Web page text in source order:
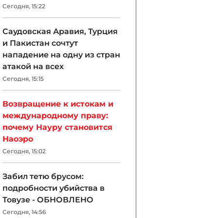
Сегодня, 15:22
Саудовская Аравия, Турция
и Пакистан сочтут
нападение на одну из стран
атакой на всех
Сегодня, 15:15
Возвращение к истокам и
международному праву:
почему Науру становится
Наоэро
Сегодня, 15:02
Забил тетю брусом:
подробности убийства в
Товузе - ОБНОВЛЕНО
Сегодня, 14:56